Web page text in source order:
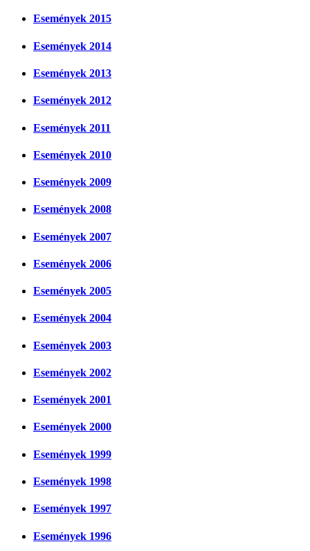
Események 2015
Események 2014
Események 2013
Események 2012
Események 2011
Események 2010
Események 2009
Események 2008
Események 2007
Események 2006
Események 2005
Események 2004
Események 2003
Események 2002
Események 2001
Események 2000
Események 1999
Események 1998
Események 1997
Események 1996